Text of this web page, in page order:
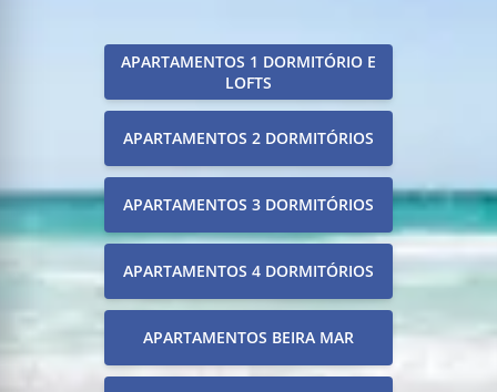
APARTAMENTOS 1 DORMITÓRIO E
LOFTS
APARTAMENTOS 2 DORMITÓRIOS
APARTAMENTOS 3 DORMITÓRIOS
APARTAMENTOS 4 DORMITÓRIOS
APARTAMENTOS BEIRA MAR